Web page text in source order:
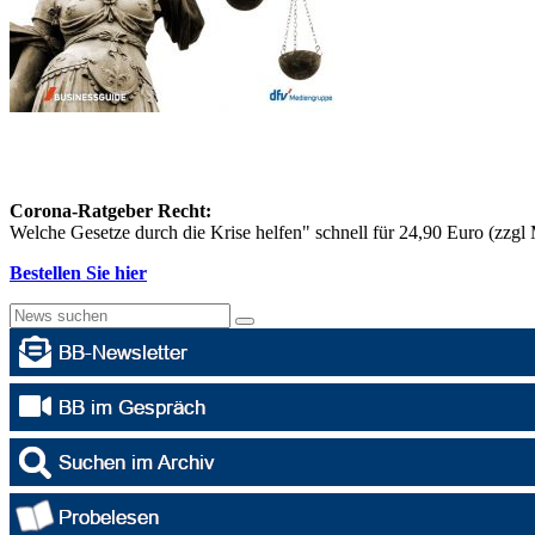
Corona-Ratgeber Recht:
Welche Gesetze durch die Krise helfen" schnell für 24,90 Euro (zzgl
Bestellen Sie hier